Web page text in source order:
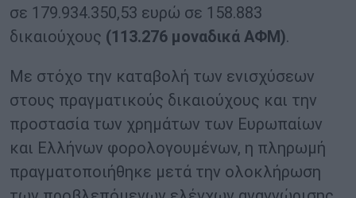
σε 179.934.350,53 ευρώ σε 158.883
δικαιούχους (113.276 μοναδικά ΑΦΜ).
Με στόχο την καταβολή των ενισχύσεων
στους πραγματικούς δικαιούχους και την
προστασία των χρημάτων των Ευρωπαίων
και Ελλήνων φορολογουμένων, η πληρωμή
πραγματοποιήθηκε μετά την ολοκλήρωση